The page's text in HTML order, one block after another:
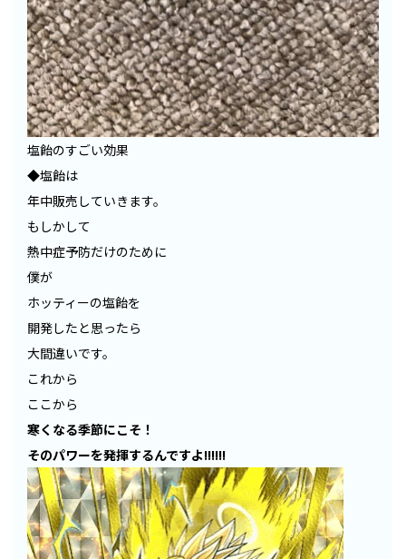
塩飴のすごい効果
◆塩飴は
年中販売していきます。
もしかして
熱中症予防だけのために
僕が
ホッティーの塩飴を
開発したと思ったら
大間違いです。
これから
ここから
寒くなる季節にこそ！
そのパワーを発揮するんですよ!!!!!!